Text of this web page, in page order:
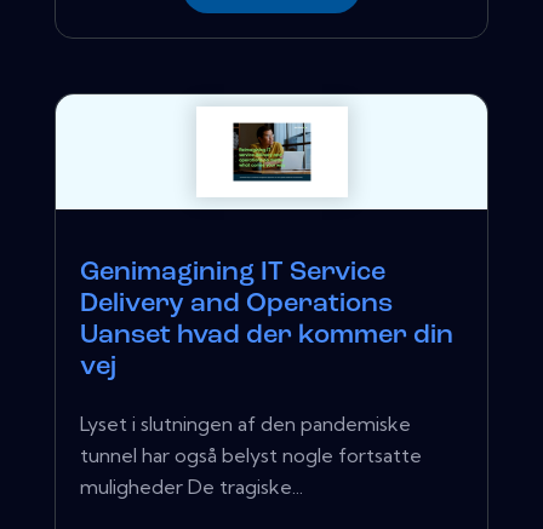
Genimagining IT Service
Delivery and Operations
Uanset hvad der kommer din
vej
Lyset i slutningen af ​​den pandemiske
tunnel har også belyst nogle fortsatte
muligheder De tragiske...